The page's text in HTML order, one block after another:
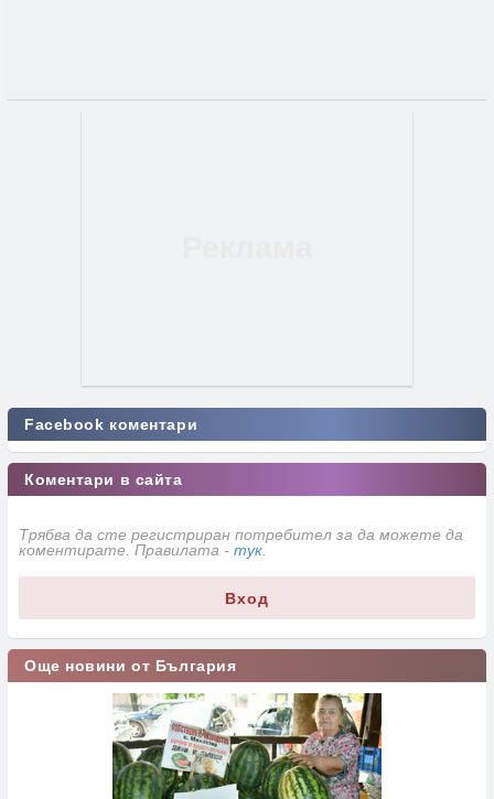
Facebook коментари
Коментари в сайта
Трябва да сте регистриран потребител за да можете да
коментирате. Правилата - тук
Вход
Още новини от България